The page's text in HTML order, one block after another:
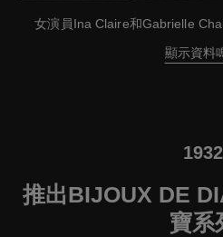
女演員Ina Claire和Gabrielle
顯示資料
1932
推出BIJOUX DE
寶系